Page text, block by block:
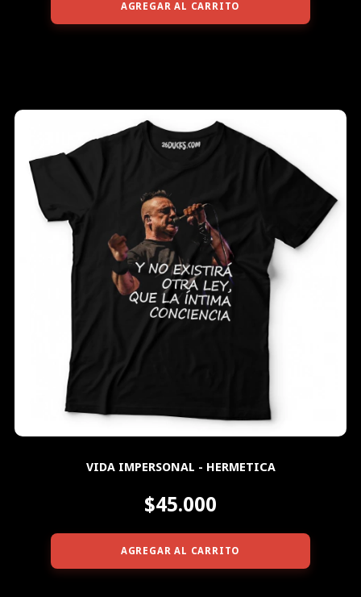
AGREGAR AL CARRITO
VIDA IMPERSONAL - HERMETICA
$45.000
AGREGAR AL CARRITO